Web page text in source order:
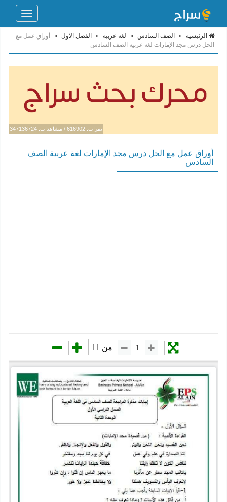
Toggle
الرئيسية » الصف السادس » لغة عربية » الفصل الاول »
أوراق عمل مع
الحل درس مجد الإمارات لغة عربية الصف السادس
نقرات: 616902 / مشاهدات: 347136724
أوراق عمل مع الحل درس مجد الإمارات لغة عربية الصف
السادس